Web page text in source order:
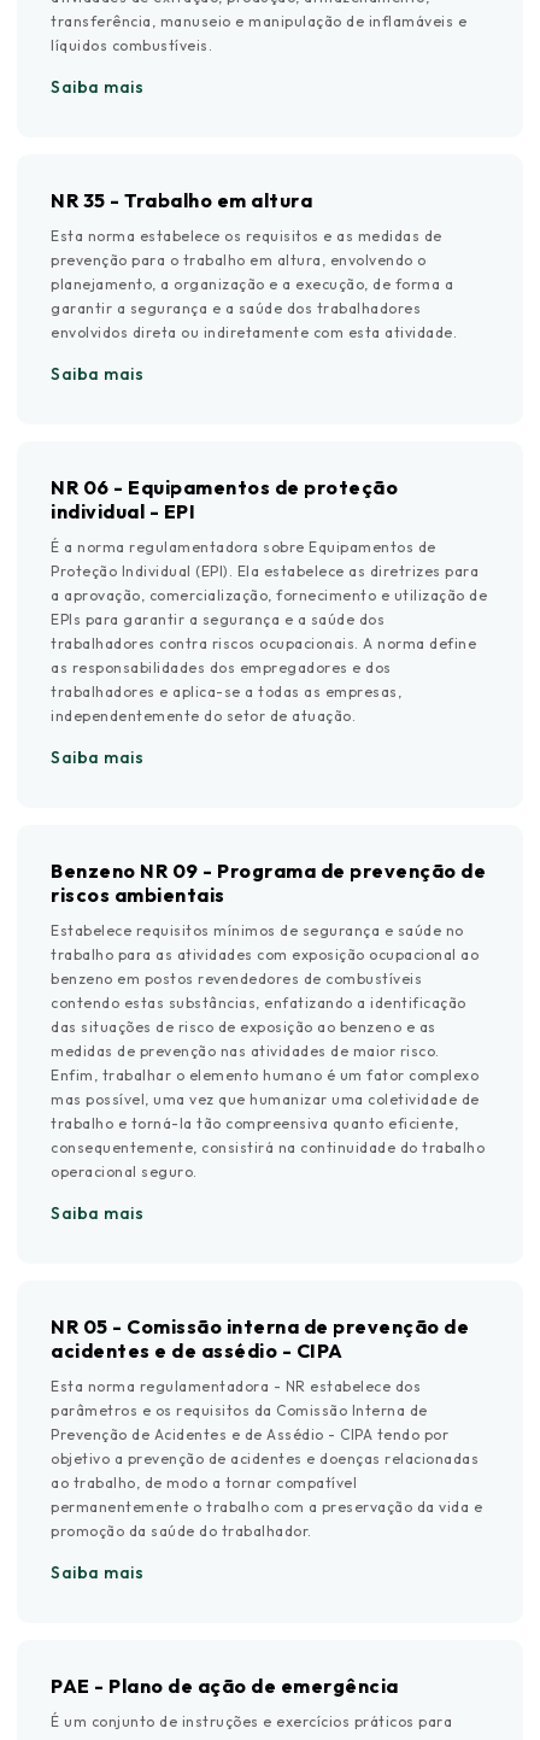
transferência, manuseio e manipulação de inflamáveis e
líquidos combustíveis.
Saiba mais
NR 35 - Trabalho em altura
Esta norma estabelece os requisitos e as medidas de
prevenção para o trabalho em altura, envolvendo o
planejamento, a organização e a execução, de forma a
garantir a segurança e a saúde dos trabalhadores
envolvidos direta ou indiretamente com esta atividade.
Saiba mais
NR 06 - Equipamentos de proteção
individual - EPI
É a norma regulamentadora sobre Equipamentos de
Proteção Individual (EPI). Ela estabelece as diretrizes para
a aprovação, comercialização, fornecimento e utilização de
EPIs para garantir a segurança e a saúde dos
trabalhadores contra riscos ocupacionais. A norma define
as responsabilidades dos empregadores e dos
trabalhadores e aplica-se a todas as empresas,
independentemente do setor de atuação.
Saiba mais
Benzeno NR 09 - Programa de prevenção de
riscos ambientais
Estabelece requisitos mínimos de segurança e saúde no
trabalho para as atividades com exposição ocupacional ao
benzeno em postos revendedores de combustíveis
contendo estas substâncias, enfatizando a identificação
das situações de risco de exposição ao benzeno e as
medidas de prevenção nas atividades de maior risco.
Enfim, trabalhar o elemento humano é um fator complexo
mas possível, uma vez que humanizar uma coletividade de
trabalho e torná-la tão compreensiva quanto eficiente,
consequentemente, consistirá na continuidade do trabalho
operacional seguro.
Saiba mais
NR 05 - Comissão interna de prevenção de
acidentes e de assédio - CIPA
Esta norma regulamentadora - NR estabelece dos
parâmetros e os requisitos da Comissão Interna de
Prevenção de Acidentes e de Assédio - CIPA tendo por
objetivo a prevenção de acidentes e doenças relacionadas
ao trabalho, de modo a tornar compatível
permanentemente o trabalho com a preservação da vida e
promoção da saúde do trabalhador.
Saiba mais
PAE - Plano de ação de emergência
É um conjunto de instruções e exercícios práticos para